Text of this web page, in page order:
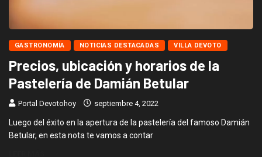
GASTRONOMÍA NOTICIAS DESTACADAS VILLA DEVOTO
Precios, ubicación y horarios de la
Pastelería de Damián Betular
Portal Devotohoy septiembre 4, 2022
Luego del éxito en la apertura de la pastelería del famoso Damián
Betular, en esta nota te vamos a contar